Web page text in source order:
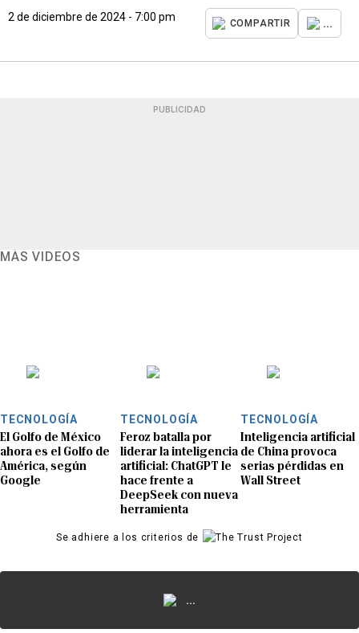
2 de diciembre de 2024 - 7:00 pm
COMPARTIR ...
PUBLICIDAD
MÁS VIDEOS
TECNOLOGÍA
El Golfo de México
ahora es el Golfo de
América, según
Google
TECNOLOGÍA
Feroz batalla por
liderar la inteligencia
artificial: ChatGPT le
hace frente a
DeepSeek con nueva
herramienta
TECNOLOGÍA
Inteligencia artificial
de China provoca
serias pérdidas en
Wall Street
Se adhiere a los criterios de
...